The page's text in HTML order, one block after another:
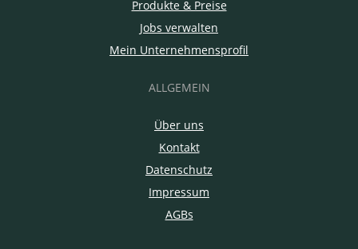
Produkte & Preise
Jobs verwalten
Mein Unternehmensprofil
ALLGEMEIN
Über uns
Kontakt
Datenschutz
Impressum
AGBs